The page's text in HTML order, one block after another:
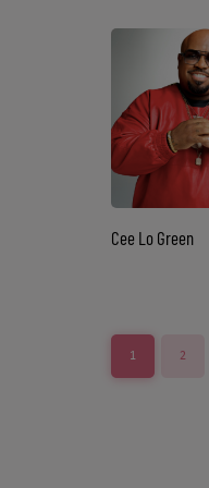
SOUL ADDICT RADIO
Grille des programmes
Cee Lo Green
1 2